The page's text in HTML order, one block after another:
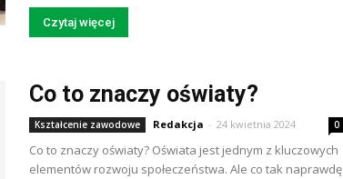
Czytaj więcej
Co to znaczy oświaty?
Kształcenie zawodowe Redakcja - 24 kwietnia 2024 0
Co to znaczy oświaty? Oświata jest jednym z kluczowych
elementów rozwoju społeczeństwa. Ale co tak naprawdę